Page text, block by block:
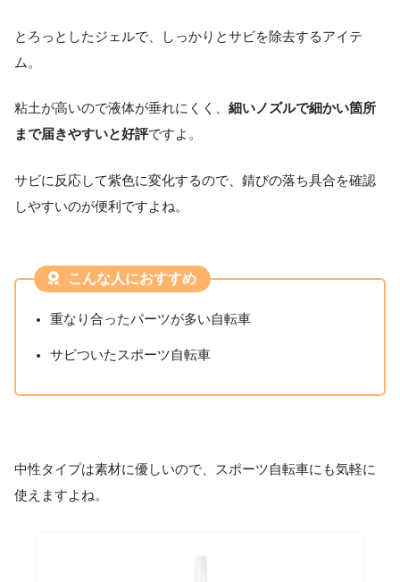
とろっとしたジェルで、しっかりとサビを除去するアイテ
ム。
粘土が高いので液体が垂れにくく、 細いノズルで細かい箇所
まで届きやすいと好評ですよ。
サビに反応して紫色に変化するので、錆びの落ち具合を確認
しやすいのが便利ですよね。
こんな人におすすめ
重なり合ったパーツが多い自転車
サビついたスポーツ自転車
中性タイプは素材に優しいので、スポーツ自転車にも気軽に
使えますよね。